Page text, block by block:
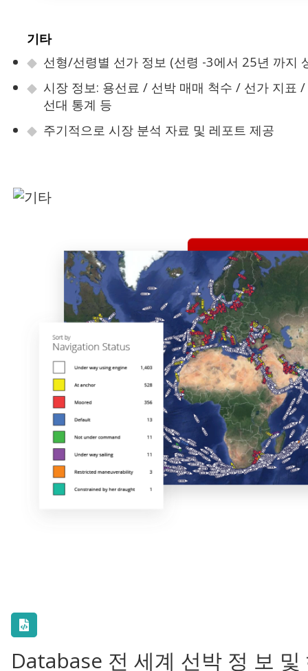
기타
선형/선령별 선가 정보 (선령 -3에서 25년 까지
시장 정보: 용선료 / 선박 매매 척수 / 선가 지표
선대 통계 등
주기적으로 시장 분석 자료 및 레포트 제공
Database 전 세계 선박 정 보 및